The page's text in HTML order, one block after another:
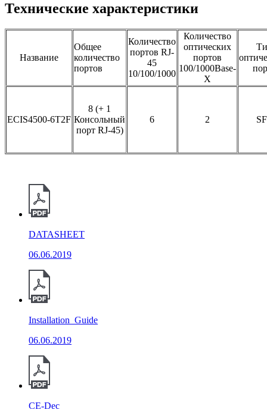
Поддержка агрегации портов Gigabit
Ethernet
Поддержка агрегации 2.5 Gigabit
Ethernet
Поддержка агрегации 10 Gigabit
Поддержка статической агрегации
Поддержка динамической агрегации
Функции портов
Технические характеристики
Название
Общее
количество
портов
Количество
портов RJ-
45
10/100/1000
Количество
оптических
портов
100/1000Base-
X
ECIS4500-6T2F
8 (+ 1
Консольный
порт RJ-45)
6 2
DATASHEET
06.06.2019
Installation_Guide
06.06.2019
CE-Dec